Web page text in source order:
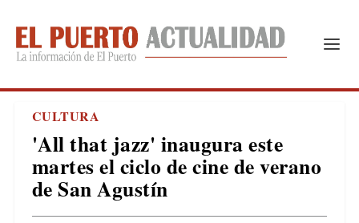
CULTURA
'All that jazz' inaugura este
martes el ciclo de cine de verano
de San Agustín